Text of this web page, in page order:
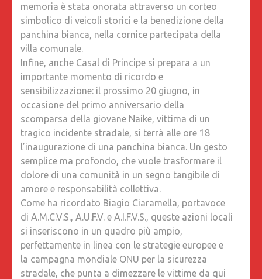
memoria è stata onorata attraverso un corteo
simbolico di veicoli storici e la benedizione della
panchina bianca, nella cornice partecipata della
villa comunale.
Infine, anche Casal di Principe si prepara a un
importante momento di ricordo e
sensibilizzazione: il prossimo 20 giugno, in
occasione del primo anniversario della
scomparsa della giovane Naike, vittima di un
tragico incidente stradale, si terrà alle ore 18
l’inaugurazione di una panchina bianca. Un gesto
semplice ma profondo, che vuole trasformare il
dolore di una comunità in un segno tangibile di
amore e responsabilità collettiva.
Come ha ricordato Biagio Ciaramella, portavoce
di A.M.C.V.S., A.U.F.V. e A.I.F.V.S., queste azioni locali
si inseriscono in un quadro più ampio,
perfettamente in linea con le strategie europee e
la campagna mondiale ONU per la sicurezza
stradale, che punta a dimezzare le vittime da qui